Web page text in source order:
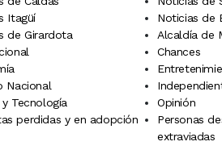
Itagüí
Noticias de
de Girardota
Alcaldía de
Chances
Nacional
y Tecnología
Opinión
perdidas y en adopción
Personas
extraviadas